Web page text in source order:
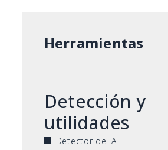
Herramientas
Detección y
utilidades
Detector de IA